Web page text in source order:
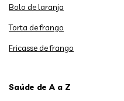
Bolo de laranja
Torta de frango
Fricasse de frango
Saúde de A a Z